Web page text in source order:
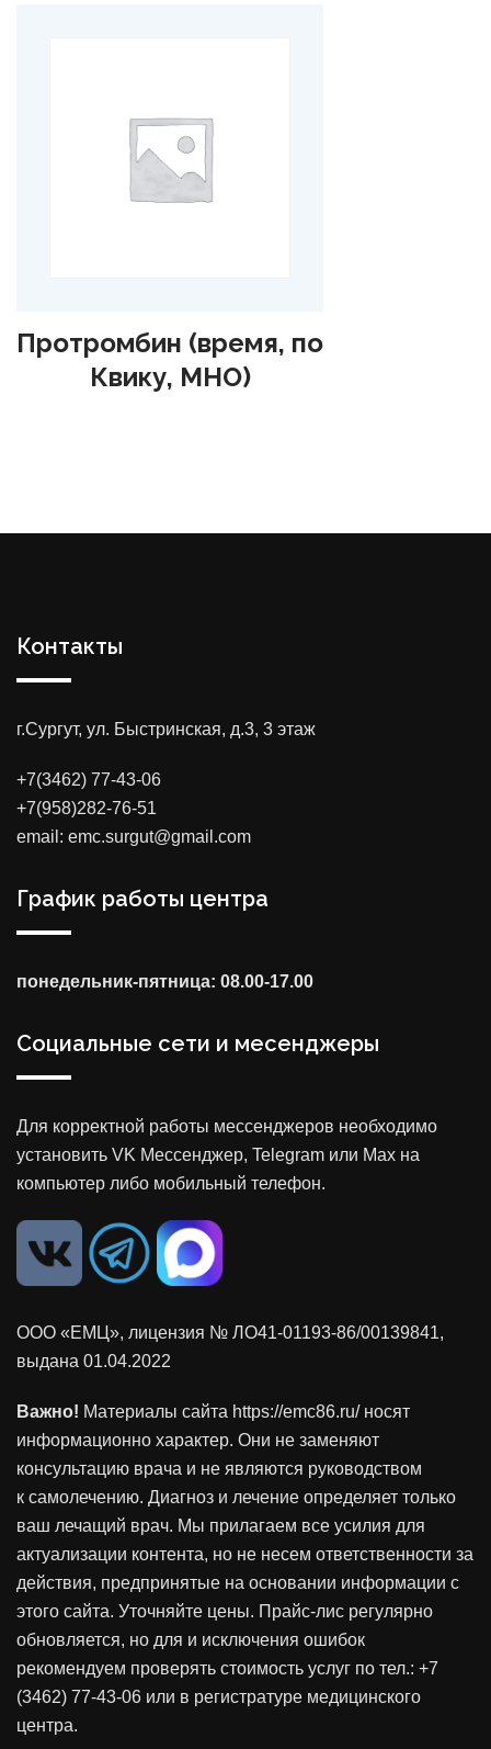
Протромбин (время, по
Квику, МНО)
Контакты
г.Сургут, ул. Быстринская, д.3, 3 этаж
+7(3462) 77-43-06
+7(958)282-76-51
email: emc.surgut@gmail.com
График работы центра
понедельник-пятница: 08.00-17.00
Социальные сети и месенджеры
Для корректной работы мессенджеров необходимо
установить VK Мессенджер, Telegram или Max на
компьютер либо мобильный телефон.
ООО «ЕМЦ», лицензия № ЛО41-01193-86/00139841,
выдана 01.04.2022
Важно! Материалы сайта https://emc86.ru/ носят
информационно характер. Они не заменяют
консультацию врача и не являются руководством
к самолечению. Диагноз и лечение определяет только
ваш лечащий врач. Мы прилагаем все усилия для
актуализации контента, но не несем ответственности за
действия, предпринятые на основании информации с
этого сайта. Уточняйте цены. Прайс-лис регулярно
обновляется, но для и исключения ошибок
рекомендуем проверять стоимость услуг по тел.: +7
(3462) 77-43-06 или в регистратуре медицинского
центра.